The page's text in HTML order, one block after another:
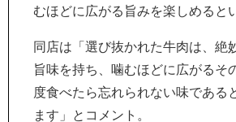
むほどに広がる旨みを楽しめると
同店は「選び抜かれた牛肉は、絶
旨味を持ち、噛むほどに広がるそ
度食べたら忘れられない味である
ます」とコメント。